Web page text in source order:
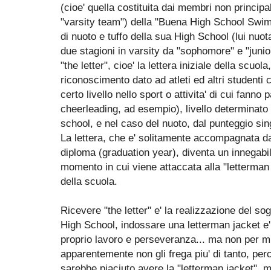
(cioe' quella costituita dai membri non
"varsity team") della "Buena High School
di nuoto e tuffo della sua High School (lui
due stagioni in varsity da "sophomore" e
"the letter", cioe' la lettera iniziale della
riconoscimento dato ad atleti ed altri studenti
certo livello nello sport o attivita' di cui fanno
cheerleading, ad esempio), livello
school, e nel caso del nuoto, dal punteggio
La lettera, che e' solitamente accompagnata
diploma (graduation year), diventa un
momento in cui viene attaccata alla
della scuola.
Ricevere "the letter" e' la realizzazione del
High School, indossare una letterman jacket
proprio lavoro e perseveranza... ma non per
apparentemente non gli frega piu' di tanto,